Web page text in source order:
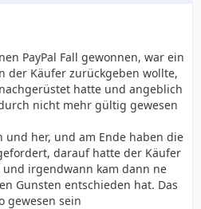
PayPal Fall gewonnen, war ein
der Käufer zurückgeben wollte,
hatte und angeblich
nicht mehr gültig gewesen
und her, und am Ende haben die
darauf hatte der Käufer
irgendwann kam dann ne
Gunsten entschieden hat. Das
gewesen sein